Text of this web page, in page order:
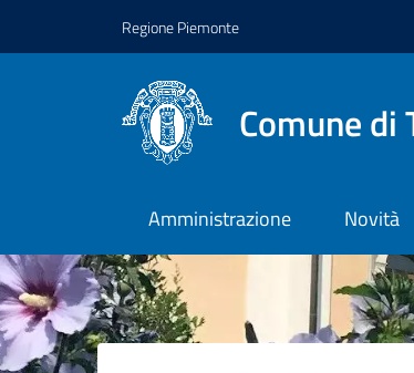
Regione Piemonte
Comune di
Amministrazione Novità